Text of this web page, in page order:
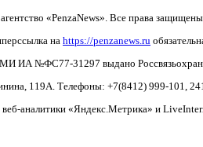
«PenzaNews». Все права
на https://penzanews.ru
ИА №ФС77-31297 выдано
119А. Телефоны: +7(8412) 999-101,
веб-аналитики «Яндекс.Метрика» и